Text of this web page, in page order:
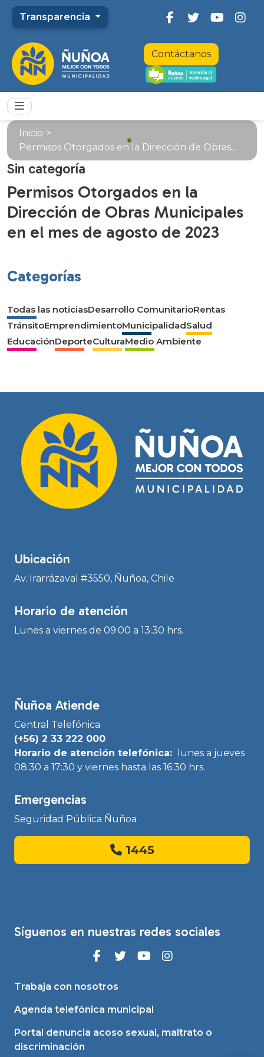
Transparencia
Contáctanos
Inicio >
Permisos Otorgados en la Dirección de Obras...
Sin categoría
Permisos Otorgados en la
Dirección de Obras Municipales
en el mes de agosto de 2023
Categorías
Todas las noticiasDesarrollo ComunitarioRentas
TránsitoEmprendimientoMunicipalidadSalud
EducaciónDeporteCulturaMedio Ambiente
Ubicación
Av. Irarrázaval #3550, Ñuñoa, Chile
Horario de atención
Lunes a viernes de 09:00 a 13:30 hrs.
Ñuñoa Atiende
Central Telefónica
(+56) 2 33 222 000
Horario de atención telefónica:
lunes a jueves
08:30 a 17:30 y viernes hasta las 16:30 hrs.
Emergencias
Seguridad Pública Ñuñoa
1445
Síguenos en nuestras redes sociales
Trabaja con nosotros
Agenda telefónica municipal
Portal denuncia acoso sexual, maltrato o
discriminación